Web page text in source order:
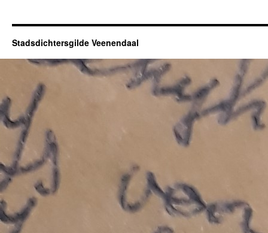
Stadsdichtersgilde Veenendaal